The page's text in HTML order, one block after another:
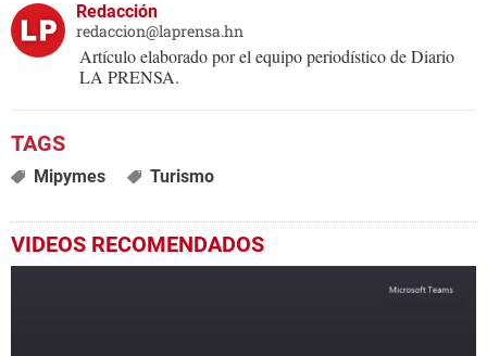
Redacción
redaccion@laprensa.hn
Artículo elaborado por el equipo periodístico de Diario
LA PRENSA.
Mipymes Turismo
VIDEOS RECOMENDADOS